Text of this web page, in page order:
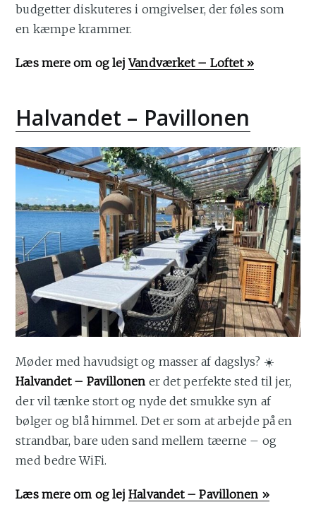
budgetter diskuteres i omgivelser, der føles som
en kæmpe krammer.
Læs mere om og lejVandværket – Loftet »
Halvandet – Pavillonen
Møder med havudsigt og masser af dagslys? ☀️
Halvandet – Pavillonen er det perfekte sted til jer,
der vil tænke stort og nyde det smukke syn af
bølger og blå himmel. Det er som at arbejde på en
strandbar, bare uden sand mellem tæerne – og
med bedre WiFi.
Læs mere om og lejHalvandet – Pavillonen »